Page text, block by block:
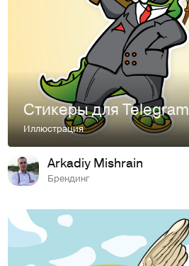
Стикеры для Telegram
Иллюстрация
Arkadiy Mishrain
Брендинг